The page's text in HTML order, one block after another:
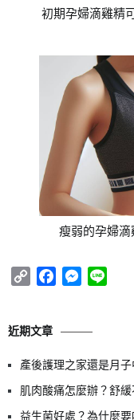
初期孕婦滴雞精
瘦弱的孕婦滴
Copy
Facebook
近期文章
產後護理之家還是月
肌肉酸痛怎麼辦？舒
益生菌好處？為什麼要